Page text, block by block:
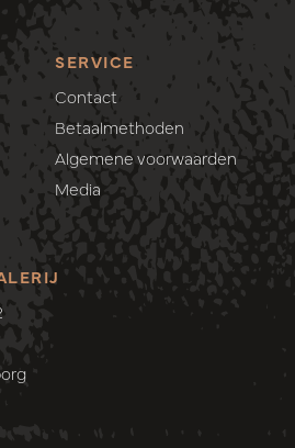
SERVICE
Contact
Betaalmethoden
Algemene voorwaarden
Media